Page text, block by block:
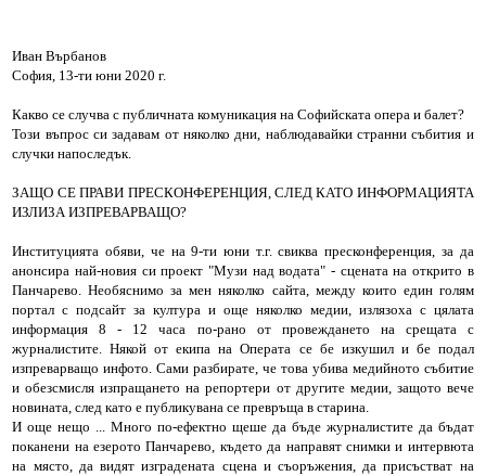
Иван Върбанов
София, 13-ти юни 2020 г.
Какво се случва с публичната комуникация на Софийската опера и балет?
Този въпрос си задавам от няколко дни, наблюдавайки странни събития и
случки напоследък.
ЗАЩО СЕ ПРАВИ ПРЕСКОНФЕРЕНЦИЯ, СЛЕД КАТО ИНФОРМАЦИЯТА
ИЗЛИЗА ИЗПРЕВАРВАЩО?
Институцията обяви, че на 9-ти юни т.г. свиква пресконференция, за да
анонсира най-новия си проект "Музи над водата" - сцената на открито в
Панчарево. Необяснимо за мен няколко сайта, между които един голям
портал с подсайт за култура и още няколко медии, излязоха с цялата
информация 8 - 12 часа по-рано от провеждането на срещата с
журналистите. Някой от екипа на Операта се бе изкушил и бе подал
изпреварващо инфото. Сами разбирате, че това убива медийното събитие
и обезсмисля изпращането на репортери от другите медии, защото вече
новината, след като е публикувана се превръща в старина.
И още нещо ... Много по-ефектно щеше да бъде журналистите да бъдат
поканени на езерото Панчарево, където да направят снимки и интервюта
на място, да видят изградената сцена и съоръжения, да присъстват на